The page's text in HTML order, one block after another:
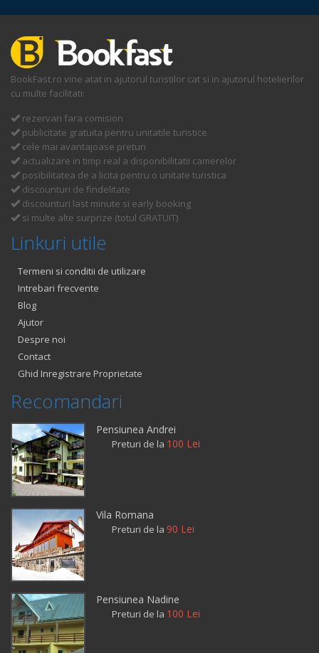
BookFast.ro vine atat in ajutorul turistilor cat si in ajutorul hotelierilor
cu multe facilitati:
rezervari fara comision
publicitate gratuita pentru unitatile turistice
cele mai avantajoase preturi
actualizare in timp real a disponibilitatii camerelor
posibilitatea de a licita pentru o unitate turistica
discounturi de findelitate
discounturi last minute si early booking
si multe alte surprize (totul GRATUIT)
Linkuri utile
Termeni si conditii de utilizare
Intrebari frecvente
Blog
Ajutor
Despre noi
Contact
Ghid Inregistrare Proprietate
Recomandari
Pensiunea Andrei
Preturi de la 100 Lei
Vila Romana
Preturi de la 90 Lei
Pensiunea Nadine
Preturi de la 100 Lei